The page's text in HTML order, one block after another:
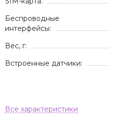
Беспроводные
интерфейсы:
Вес, г:
Встроенные датчики: